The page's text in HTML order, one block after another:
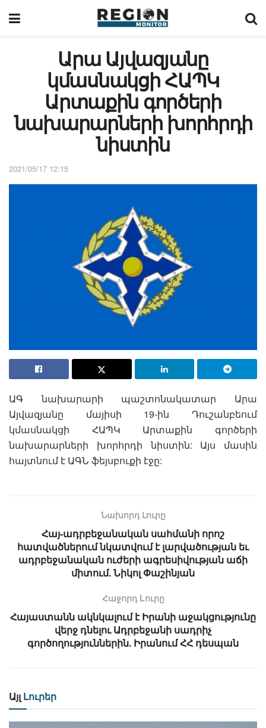
Արա Այվազյանը
կմասնակցի ՀԱՊԿ
Արտաքին գործերի
նախարարների խորհրդի
նիստին
2021/05/17 12:15
ԱԳ նախարարի պաշտոնակատար Արա
Այվազյանը մայիսի 19-ին Դուշանբեում
կմասնակցի ՀԱՊԿ Արտաքին գործերի
նախարարների խորհրդի նիստին: Այս մասին
հայտնում է ԱԳՆ ֆեյսբուքի էջը:
Նախորդ Լուրը
Հայ-ադրբեջանական սահմանի որոշ
հատվածներում նկատվում է լարվածության եւ
ադրբեջանական ուժերի ագրեսիվության աճի
միտում. Նիկոլ Փաշինյան
Հաջորդ Lուրը
Հայաստանն ակնկալում է Իրանի աջակցությունը
վերջ դնելու Ադրբեջանի սադրիչ
գործողություններին. Իրանում ՀՀ դեսպան
Այլ Լուրեր